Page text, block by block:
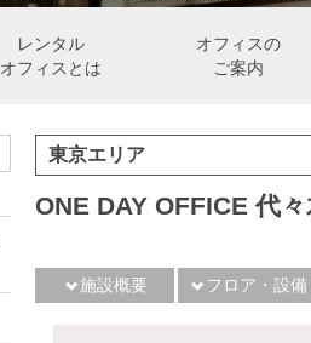
レンタル
オフィスとは
オフィスの
ご案内
東京エリア
ONE DAY OFFICE 代
施設概要 フロア・設備